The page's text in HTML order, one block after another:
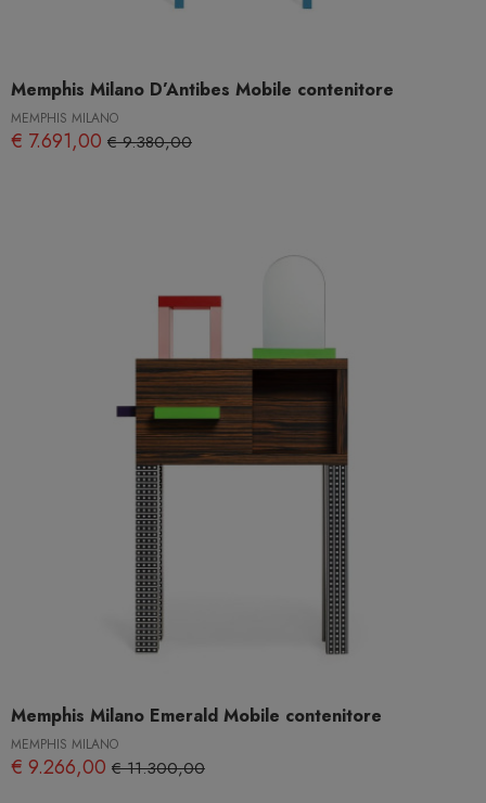
Memphis Milano D’Antibes Mobile contenitore
MEMPHIS MILANO
€ 7.691,00 € 9.380,00
Memphis Milano Emerald Mobile contenitore
MEMPHIS MILANO
€ 9.266,00 € 11.300,00